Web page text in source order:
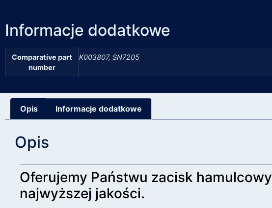
Informacje dodatkowe
Comparative part
number
K003807, SN7205
Opis Informacje dodatkowe
Opis
Oferujemy Państwu zacisk hamulcowy
najwyższej jakości.